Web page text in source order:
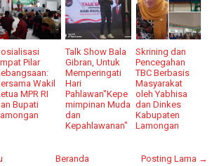
Pilar
Wakil
MPR RI
Bupati
Talk Show Bala
Gibran, Untuk
Memperingati
Hari
Pahlawan"Kepe
mimpinan Muda
dan
Kepahlawanan"
Skrining dan
Pencegahan
TBC Berbasis
Masyarakat
oleh Yabhisa
dan Dinkes
Kabupaten
Lamongan
Posting Lama →
Beranda